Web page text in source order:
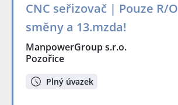
CNC seřizovač | Pouze R/O
směny a 13.mzda!
ManpowerGroup s.r.o.
Pozořice
Plný úvazek